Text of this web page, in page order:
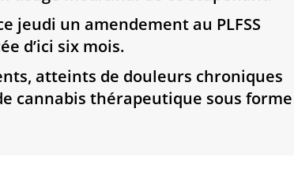
jeudi un amendement au PLFSS
d’ici six mois.
atteints de douleurs chroniques
cannabis thérapeutique sous forme